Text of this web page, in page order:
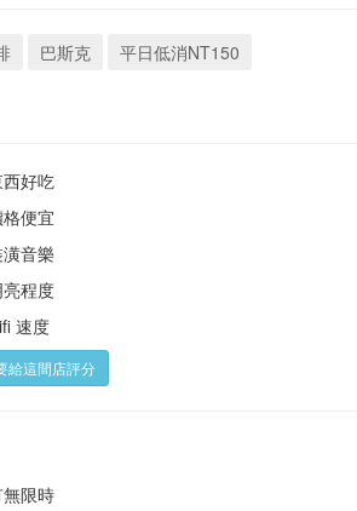
巴斯克
平日低消NT150
好吃
便宜
音樂
亮程度
速度
給這間店評分
限時